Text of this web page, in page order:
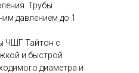
Трубы
давлением до 1
ЧШГ Тайтон с
и быстрой
диаметра и